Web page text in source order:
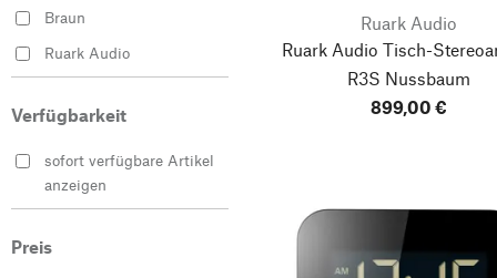
Braun
Ruark Audio
Verfügbarkeit
sofort verfügbare Artikel
anzeigen
Preis
Ruark Audio
Ruark Audio Tisch-
R3S Nussbaum
899,00 €